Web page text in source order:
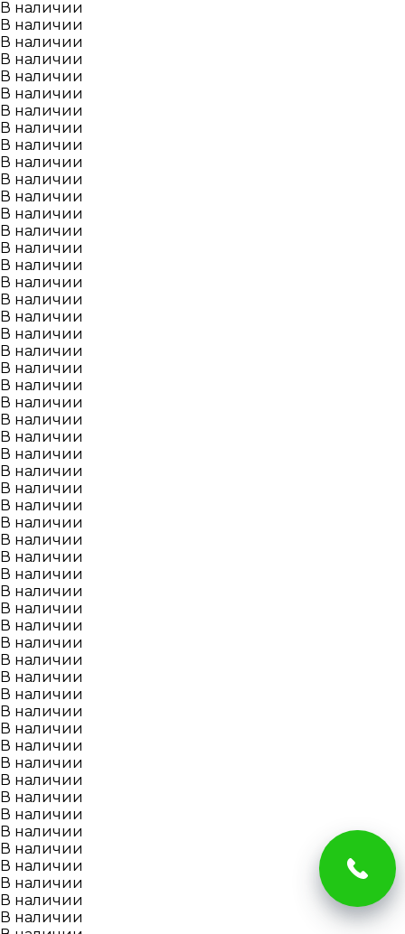
В наличии
В наличии
В наличии
В наличии
В наличии
В наличии
В наличии
В наличии
В наличии
В наличии
В наличии
В наличии
В наличии
В наличии
В наличии
В наличии
В наличии
В наличии
В наличии
В наличии
В наличии
В наличии
В наличии
В наличии
В наличии
В наличии
В наличии
В наличии
В наличии
В наличии
В наличии
В наличии
В наличии
В наличии
В наличии
В наличии
В наличии
В наличии
В наличии
В наличии
В наличии
В наличии
В наличии
В наличии
В наличии
В наличии
В наличии
В наличии
В наличии
В наличии
В наличии
В наличии
В наличии
В наличии